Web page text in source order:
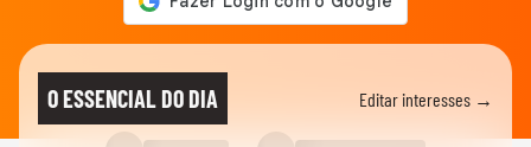
O ESSENCIAL DO DIA Editar interesses →